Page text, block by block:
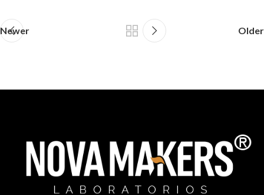
Newer Older